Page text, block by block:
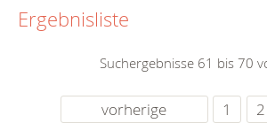
Ergebnisliste
Suchergebnisse 61 bis 70
vorherige 1 2